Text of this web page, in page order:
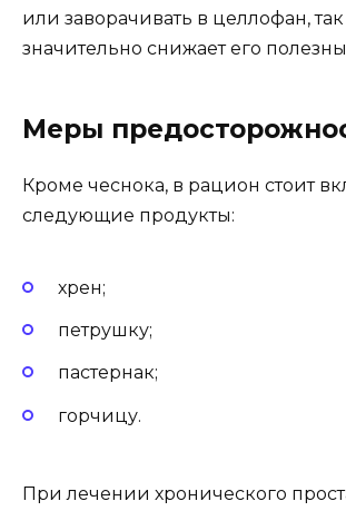
или заворачивать в целлофан, так
значительно снижает его
Меры
Кроме чеснока, в рацион стоит
следующие продукты:
хрен;
петрушку;
пастернак;
горчицу.
При лечении хронического